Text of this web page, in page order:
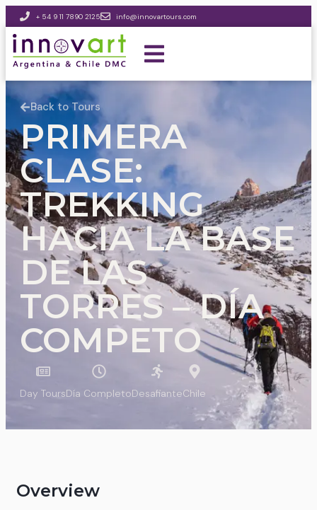
+ 54 9 11 7890 2125 info@innovartours.com
Back to Tours
PRIMERA
CLASE:
TREKKING
HACIA LA BASE
DE LAS
TORRES – DÍA
COMPETO
Day ToursDía CompletoDesafianteChile
Overview